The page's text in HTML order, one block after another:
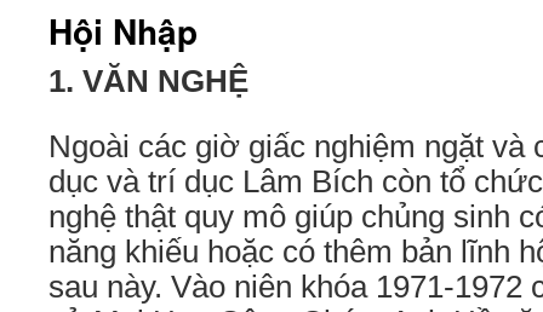
Hội Nhập
1. VĂN NGHỆ
Ngoài các giờ giấc nghiệm ngặt và
dục và trí dục Lâm Bích còn tổ
nghệ thật quy mô giúp chủng sinh
năng khiếu hoặc có thêm bản lĩnh
sau này. Vào niên khóa 1971-1972